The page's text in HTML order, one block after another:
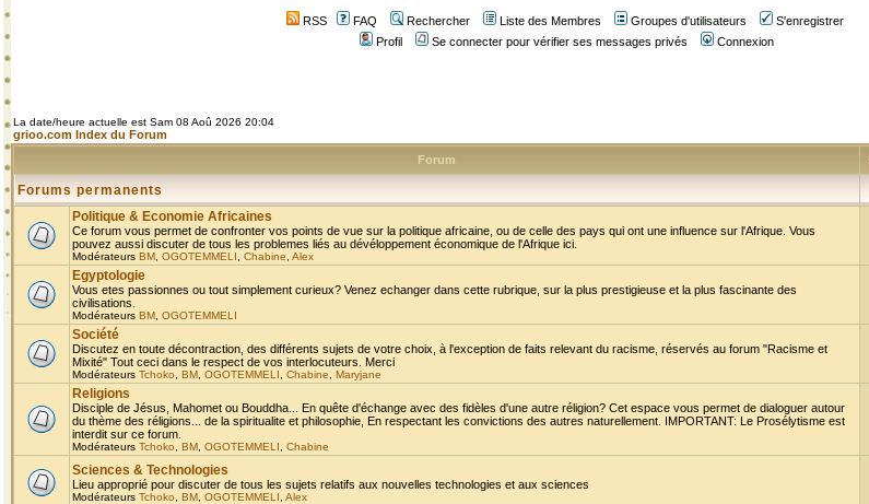
RSS FAQ Rechercher Liste des Membres Groupes d'utilisateurs
S'enregistrer
Profil
Se connecter pour vérifier ses messages privés Connexion
La date/heure actuelle est Sam 08 Aoû 2026 20:04
grioo.com Index du Forum
Forum
Forums permanents
Politique & Economie Africaines
Ce forum vous permet de confronter vos points de vue sur la politique africaine, ou de celle des pays qui ont une influence sur l'Afrique. Vous
pouvez aussi discuter de tous les problemes liés au dévéloppement économique de l'Afrique ici.
Modérateurs BM OGOTEMMELI Chabine Alex
Egyptologie
Vous etes passionnes ou tout simplement curieux? Venez echanger dans cette rubrique, sur la plus prestigieuse et la plus fascinante des
civilisations.
Modérateurs BM OGOTEMMELI
Société
Discutez en toute décontraction, des différents sujets de votre choix, à l'exception de faits relevant du racisme, réservés au forum "Racisme et
Mixité" Tout ceci dans le respect de vos interlocuteurs. Merci
Modérateurs Tchoko BM OGOTEMMELI Chabine Maryjane
Religions
Disciple de Jésus, Mahomet ou Bouddha... En quête d'échange avec des fidèles d'une autre réligion? Cet espace vous permet de dialoguer autour
du thème des réligions... de la spiritualite et philosophie, En respectant les convictions des autres naturellement. IMPORTANT: Le Prosélytisme est
interdit sur ce forum.
Modérateurs Tchoko BM OGOTEMMELI Chabine
Sciences & Technologies
Lieu approprié pour discuter de tous les sujets relatifs aux nouvelles technologies et aux sciences
Modérateurs Tchoko BM OGOTEMMELI Alex